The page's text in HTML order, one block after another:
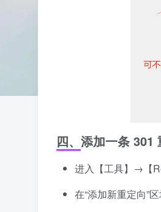
四、添加一条 301
进入【工具】→【
在“添加新重定向”